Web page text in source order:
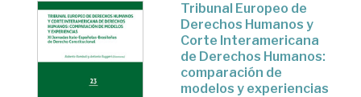
Tribunal Europeo de
Derechos Humanos y
Corte Interamericana
de Derechos Humanos:
comparación de
modelos y experiencias